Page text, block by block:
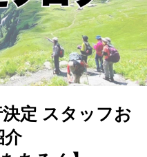
定 スタッフお
介